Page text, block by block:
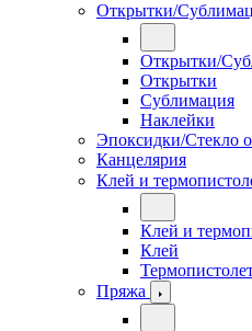
Открытки/
Открытки/
Открытки
Сублимация
Наклейки
Эпоксидки/Стекло
Канцелярия
Клей и
Клей и
Клей
Пряжа